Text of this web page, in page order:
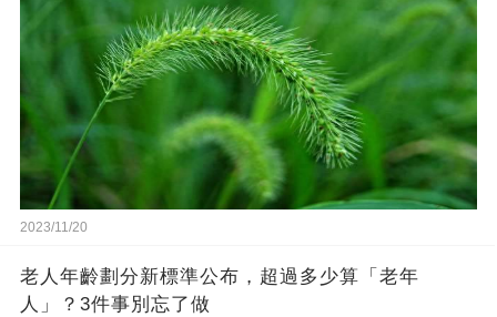
2023/11/20
老人年齡劃分新標準公布，超過多少算「老年
人」？3件事別忘了做